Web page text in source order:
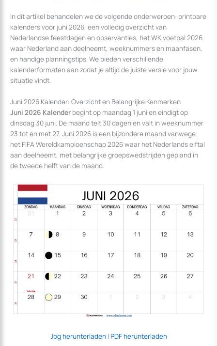
In dit artikel behandelen we de volgende onderwerpen: printbare
kalenders voor juni 2026, een volledig overzicht van
Nederlandse feestdagen en observanties, het WK voetbal 2026
waar Nederland aan deelneemt, weeknummers en maanfasen,
en handige planningstips. We bieden verschillende
kalenderformaten aan zodat je altijd de juiste versie voor jouw
situatie vindt.
Juni 2026 Kalender: Overzicht en Belangrijke Kenmerken
Juni 2026 Kalender begint op maandag 1 juni en eindigt op
dinsdag 30 juni. De maand telt 30 dagen en valt in weeknummer
23 tot en met 27. Juni 2026 is een bijzondere maand vanwege
het FIFA Wereldkampioenschap 2026 waar het Nederlands elftal
aan deelneemt, met belangrijke groepswedstrijden gepland in
de tweede helft van de maand.
Jpg herunterladen| PDF herunterladen